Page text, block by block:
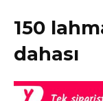
150
dahası